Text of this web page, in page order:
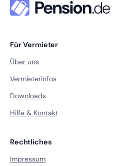
Für Vermieter
Über uns
Vermieterinfos
Downloads
Hilfe & Kontakt
Rechtliches
Impressum